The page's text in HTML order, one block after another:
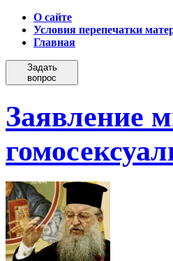
О сайте
Условия перепечатки
Главная
Задать
вопрос
Заявление